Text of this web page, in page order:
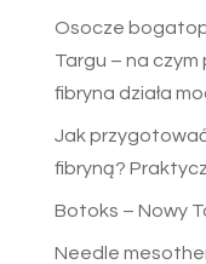
Osocze
Targu – na
fibryna działa
Jak
fibryną?
Botoks – Nowy
Needle